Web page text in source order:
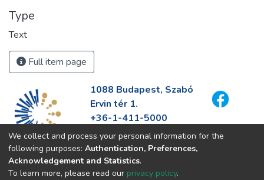
Type
Text
Full item page
1088 Budapest, Szabó
Ervin tér 1.
+36-1-411-5000
info@fszek.hu
https://fszek.hu
We collect and process your personal information for the
following purposes: Authentication, Preferences,
Acknowledgement and Statistics.
To learn more, please read our privacy policy.